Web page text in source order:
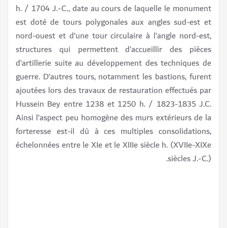
h. / 1704 J.-C., date au cours de laquelle le monument
est doté de tours polygonales aux angles sud-est et
nord-ouest et d’une tour circulaire à l’angle nord-est,
structures qui permettent d’accueillir des pièces
d’artillerie suite au développement des techniques de
guerre. D’autres tours, notamment les bastions, furent
ajoutées lors des travaux de restauration effectués par
Hussein Bey entre 1238 et 1250 h. / 1823-1835 J.C.
Ainsi l’aspect peu homogène des murs extérieurs de la
forteresse est-il dû à ces multiples consolidations,
échelonnées entre le XIe et le XIIIe siècle h. (XVIIe-XIXe
siècles J.-C.).